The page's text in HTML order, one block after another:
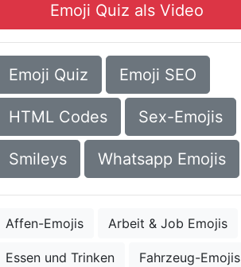
Emoji Quiz als Video
Emoji Quiz Emoji SEO
HTML Codes Sex-Emojis
Smileys Whatsapp Emojis
Affen-Emojis Arbeit & Job Emojis
Essen und Trinken Fahrzeug-Emojis